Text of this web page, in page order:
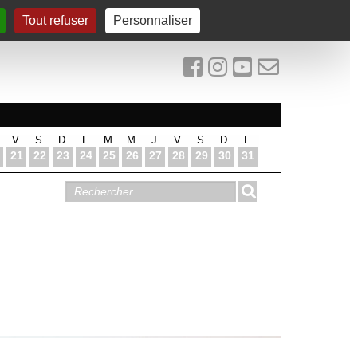
Tout refuser Personnaliser
V
21
S
22
D
23 24
M
25
M
26
J
27
V
28
S
29
D
30 31